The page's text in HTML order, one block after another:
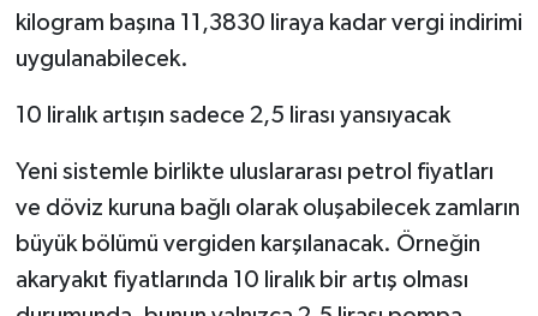
kilogram başına 11,3830 liraya kadar vergi indirimi
uygulanabilecek.
10 liralık artışın sadece 2,5 lirası yansıyacak
Yeni sistemle birlikte uluslararası petrol fiyatları
ve döviz kuruna bağlı olarak oluşabilecek zamların
büyük bölümü vergiden karşılanacak. Örneğin
akaryakıt fiyatlarında 10 liralık bir artış olması